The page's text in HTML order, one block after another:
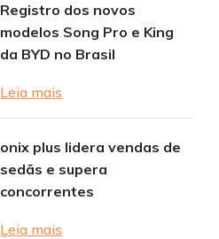
Registro dos novos
modelos Song Pro e King
da BYD no Brasil
Leia mais
onix plus lidera vendas de
sedãs e supera
concorrentes
Leia mais